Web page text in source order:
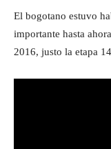
El bogotano estuvo
importante hasta
2016, justo la etapa